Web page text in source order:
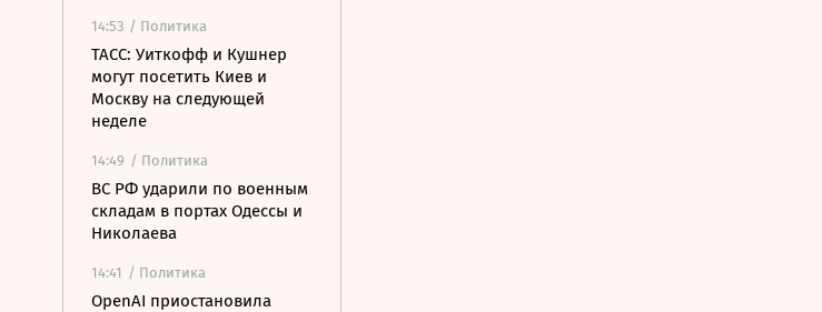
14:53 / Политика
ТАСС: Уиткофф и Кушнер
могут посетить Киев и
Москву на следующей
неделе
14:49 / Политика
ВС РФ ударили по военным
складам в портах Одессы и
Николаева
14:41 / Политика
OpenAI приостановила